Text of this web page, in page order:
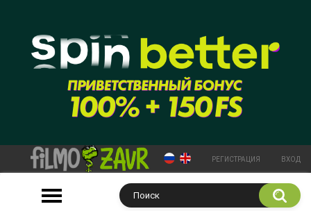
РЕГИСТРАЦИЯ ВХОД